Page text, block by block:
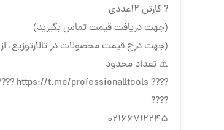
? کارتن ۱۲عددی
(جهت دریافت قیمت تماس بگیرید)
(جهت درج قیمت محصولات در تالارتوزیع، از
⚠️ تعداد محدود
???? https://t.me/professionalltools ????
????
02166712245